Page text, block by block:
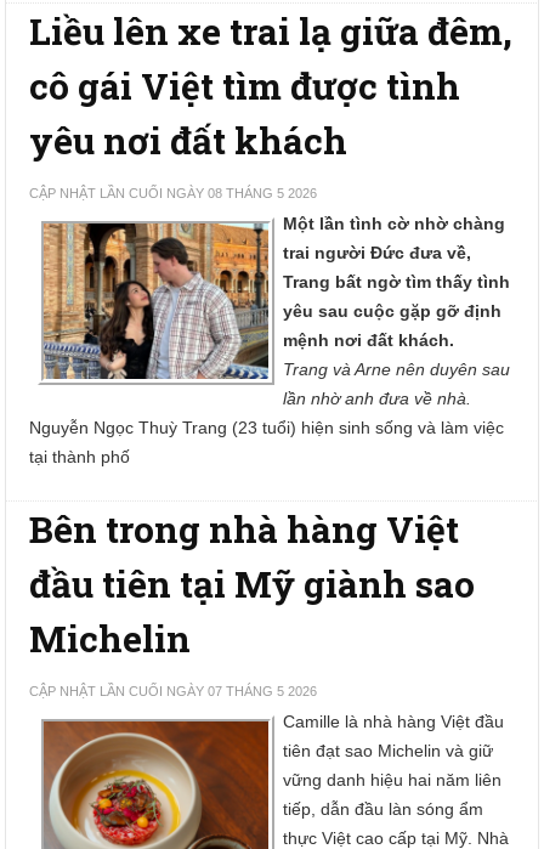
Liều lên xe trai lạ giữa đêm,
cô gái Việt tìm được tình
yêu nơi đất khách
CẬP NHẬT LẦN CUỐI NGÀY 08 THÁNG 5 2026
Một lần tình cờ nhờ chàng
trai người Đức đưa về,
Trang bất ngờ tìm thấy tình
yêu sau cuộc gặp gỡ định
mệnh nơi đất khách.
Trang và Arne nên duyên sau
lần nhờ anh đưa về nhà.
Nguyễn Ngọc Thuỳ Trang (23 tuổi) hiện sinh sống và làm việc
tại thành phố
Bên trong nhà hàng Việt
đầu tiên tại Mỹ giành sao
Michelin
CẬP NHẬT LẦN CUỐI NGÀY 07 THÁNG 5 2026
Camille là nhà hàng Việt đầu
tiên đạt sao Michelin và giữ
vững danh hiệu hai năm liên
tiếp, dẫn đầu làn sóng ẩm
thực Việt cao cấp tại Mỹ. Nhà